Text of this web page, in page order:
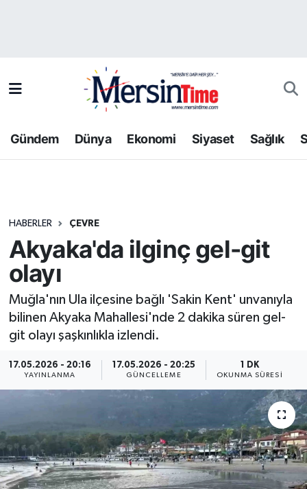
Gündem Dünya Ekonomi Siyaset Sağlık
HABERLER ÇEVRE
Akyaka'da ilginç gel-git
olayı
Muğla'nın Ula ilçesine bağlı 'Sakin Kent' unvanıyla
bilinen Akyaka Mahallesi'nde 2 dakika süren gel-
git olayı şaşkınlıkla izlendi.
17.05.2026 - 20:16
YAYINLANMA
17.05.2026 - 20:25
GÜNCELLEME
1 DK
OKUNMA SÜRESI
Bilim-Teknoloji
Dünya
Ekonomi
Gündem
Kültür-Sanat
Resmi İlan
Sağlık
Spor
Yaşam
Trafik Durumu
Tüm Manşetler
Haber Arşivi